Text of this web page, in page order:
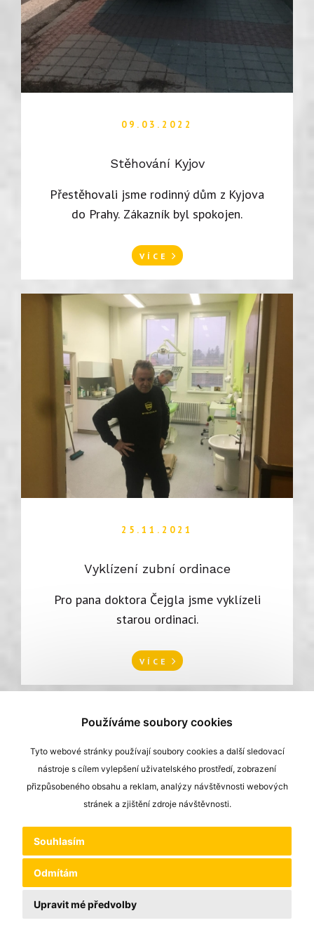
Používáme soubory cookies
Tyto webové stránky používají soubory cookies a další sledovací
nástroje s cílem vylepšení uživatelského prostředí, zobrazení
přizpůsobeného obsahu a reklam, analýzy návštěvnosti webových
stránek a zjištění zdroje návštěvnosti.
Souhlasím
Odmítám
Upravit mé předvolby
09.03.2022
Stěhování Kyjov
Přestěhovali jsme rodinný dům z Kyjova
do Prahy. Zákazník byl spokojen.
VÍCE
25.11.2021
Vyklízení zubní ordinace
Pro pana doktora Čejgla jsme vyklízeli
starou ordinaci.
VÍCE